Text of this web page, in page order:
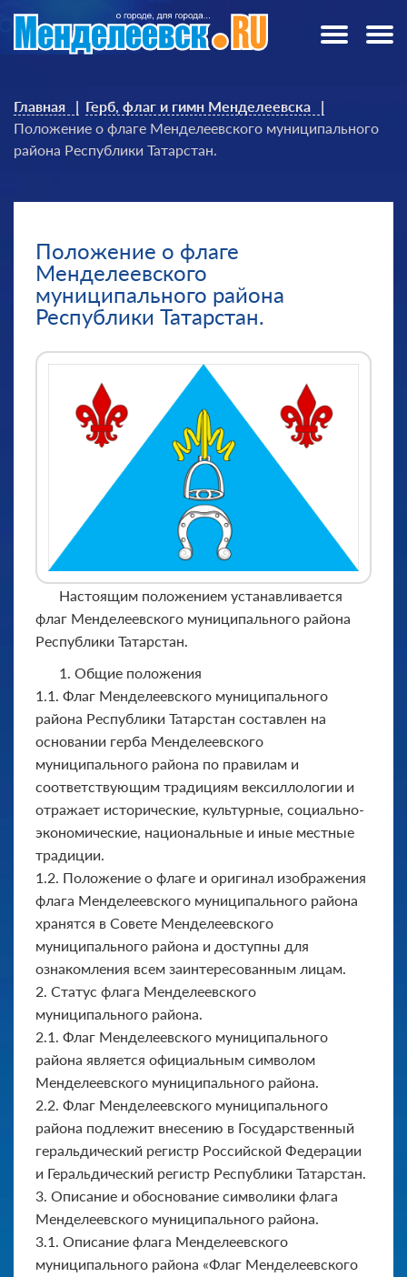
Главная
Герб, флаг и гимн Менделеевска
Положение о флаге Менделеевского муниципального
района Республики Татарстан.
Положение о флаге
Менделеевского
муниципального района
Республики Татарстан.
Настоящим положением устанавливается
флаг Менделеевского муниципального района
Республики Татарстан.
1. Общие положения
1.1. Флаг Менделеевского муниципального
района Республики Татарстан составлен на
основании герба Менделеевского
муниципального района по правилам и
соответствующим традициям вексиллологии и
отражает исторические, культурные, социально-
экономические, национальные и иные местные
традиции.
1.2. Положение о флаге и оригинал изображения
флага Менделеевского муниципального района
хранятся в Совете Менделеевского
муниципального района и доступны для
ознакомления всем заинтересованным лицам.
2. Статус флага Менделеевского
муниципального района.
2.1. Флаг Менделеевского муниципального
района является офи­циальным символом
Менделеевского муниципального района.
2.2. Флаг Менделеевского муниципального
района подлежит внесению в Государственный
геральдический регистр Российской Федерации
и Геральдический регистр Республики Татарстан.
3. Описание и обоснование символики флага
Менделеевского муниципального района.
3.1. Описание флага Менделеевского
муниципального района «Флаг Менделеевского